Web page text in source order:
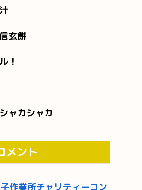
玄餅
！
ャカシャカ
メント
作業所チャリティーコン